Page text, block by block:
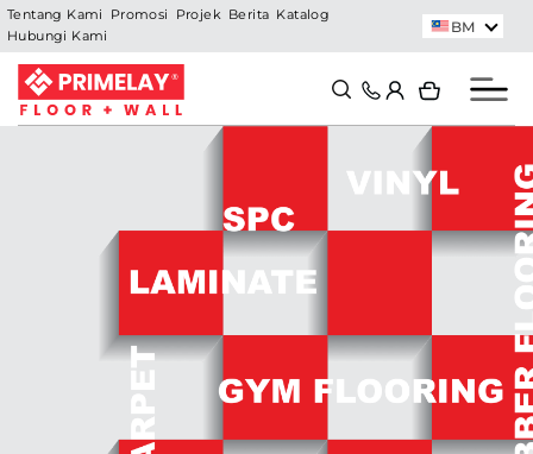
Skip
to
content
Tentang Kami Promosi Projek Berita Katalog
Hubungi Kami
BM
SearchSearch